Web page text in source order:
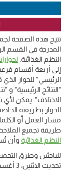
تتيح هذه الصفحة
المدرجة في القسم
النظم الغذائية.
إلى أربعة أقسام
الرئيسي" للحوار
"النتائج
الاختلاف". يمكن
الحوار بطريقته
مسار العمل أو
طريقة تجميع
النظم الغذائية وأن
للباحثين وطرق
تحديث الاثنين، 3 أغسطس 2026 08:05 UTC